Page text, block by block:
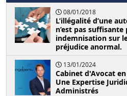
08/01/2018
L’illégalité d’une
n’est pas
indemnisation sur
préjudice anormal.
13/01/2024
Cabinet d'Avocat
Une Expertise
Administrés